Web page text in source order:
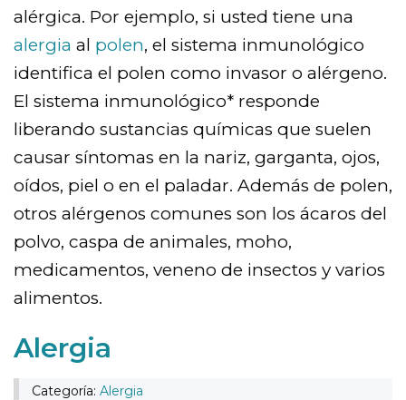
alérgica. Por ejemplo, si usted tiene una
alergia al polen, el sistema inmunológico
identifica el polen como invasor o alérgeno.
El sistema inmunológico* responde
liberando sustancias químicas que suelen
causar síntomas en la nariz, garganta, ojos,
oídos, piel o en el paladar. Además de polen,
otros alérgenos comunes son los ácaros del
polvo, caspa de animales, moho,
medicamentos, veneno de insectos y varios
alimentos.
Alergia
Categoría: Alergia